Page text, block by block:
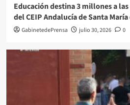
Educación destina 3 millones a
del CEIP Andalucía de Santa
GabinetedePrensa julio 30, 2026 0